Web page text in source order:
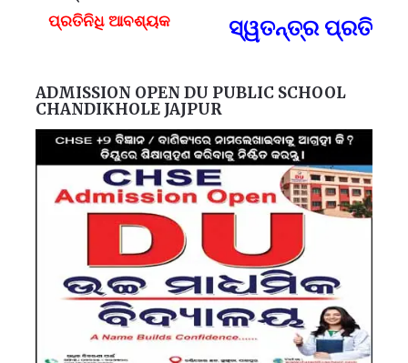
ପ୍ରତିନିଧି ଆବଶ୍ୟକ
ସ୍ୱତନ୍ତ୍ର ପ୍ରତିନିଧି
ADMISSION OPEN DU PUBLIC SCHOOL
CHANDIKHOLE JAJPUR